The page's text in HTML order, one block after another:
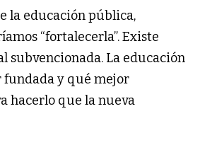
la educación pública,
“fortalecerla”. Existe
subvencionada. La educación
fundada y qué mejor
hacerlo que la nueva